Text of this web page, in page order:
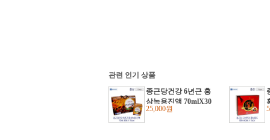
관련 인기 상품
종근당건강 6년근 홍
삼녹용진액 70mlX30
포 1box
25,000원